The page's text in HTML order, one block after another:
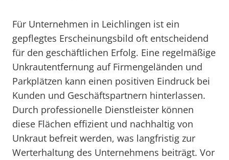
Für Unternehmen in Leichlingen ist ein
gepflegtes Erscheinungsbild oft entscheidend
für den geschäftlichen Erfolg. Eine regelmäßige
Unkrautentfernung auf Firmengeländen und
Parkplätzen kann einen positiven Eindruck bei
Kunden und Geschäftspartnern hinterlassen.
Durch professionelle Dienstleister können
diese Flächen effizient und nachhaltig von
Unkraut befreit werden, was langfristig zur
Werterhaltung des Unternehmens beiträgt. Vor